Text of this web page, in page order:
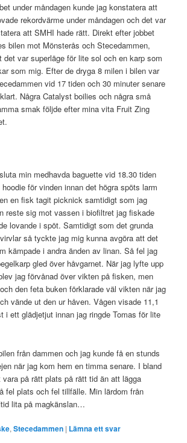
under måndagen kunde jag konstatera att
rekordvärme under måndagen och det var
att SMHI hade rätt. Direkt efter jobbet
bilen mot Mönsterås och Stecedammen,
det var superläge för lite sol och en karp som
som mig. Efter de dryga 8 milen i bilen var
vid 17 tiden och 30 minuter senare
Några Catalyst boilies och några små
smak följde efter mina vita Fruit Zing
min medhavda baguette vid 18.30 tiden
för vinden innan det högra spöts larm
en fisk tagit picknick samtidigt som jag
reste sig mot vassen i biofiltret jag fiskade
lovande i spöt. Samtidigt som det grunda
så tyckte jag mig kunna avgöra att det
kämpade i andra änden av linan. Så fel jag
gled över håvgarnet. När jag lyfte upp
jag förvånad över vikten på fisken, men
den feta buken förklarade väl vikten när jag
vände ut den ur håven. Vågen visade 11,1
i ett glädjetjut innan jag ringde Tomas för lite
från dammen och jag kunde få en stunds
när jag kom hem en timma senare. I bland
på rätt plats på rätt tid än att lägga
fel plats och fel tillfälle. Min lärdom från
lita på magkänslan…
,Stecedammen | Lämna ett svar